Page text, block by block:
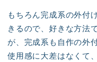
もちろん完成系の外付
きるので、好きな方法
が、完成系も自作の外
使用感に大差はなくて